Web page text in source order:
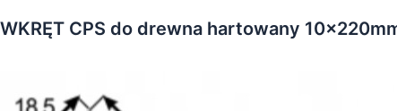
WKRĘT CPS do drewna hartowany